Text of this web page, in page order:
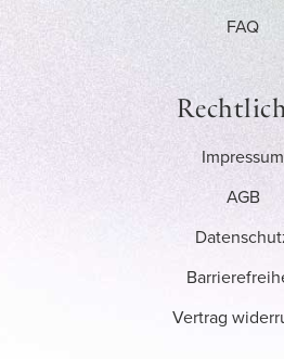
FAQ
Impressum
AGB
Vertrag